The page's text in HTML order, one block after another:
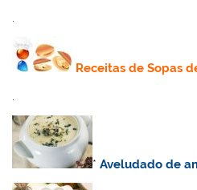
.
Receitas de Sopas
.
*Aveludado de